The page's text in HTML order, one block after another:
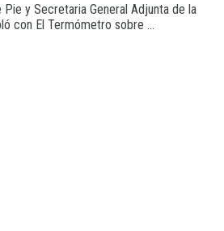
y Secretaria General Adjunta de la
con El Termómetro sobre ...